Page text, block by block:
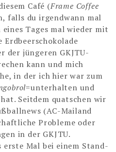
Café (Frame Coffee
falls du irgendwann mal
Tages mal wieder mit
Erdbeerschokolade
der jüngeren GKJTU-
kann und mich
in der ich hier war zum
=unterhalten und
Seitdem quatschen wir
(AC-Mailand
Probleme oder
in der GKJTU.
erste Mal bei einem Stand-